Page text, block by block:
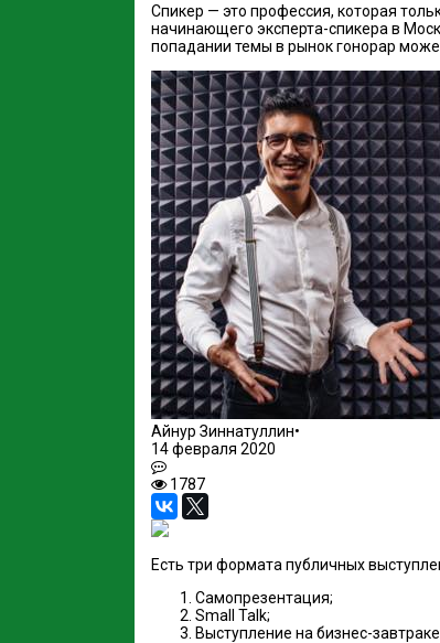
Спикер — это профессия, которая
начинающего эксперта-спикера в
попадании темы в рынок гонорар
Айнур Зиннатуллин•
14 февраля 2020
1787
Есть три формата публичных
Самопрезентация;
Small Talk;
Выступление на бизнес-завтраке.